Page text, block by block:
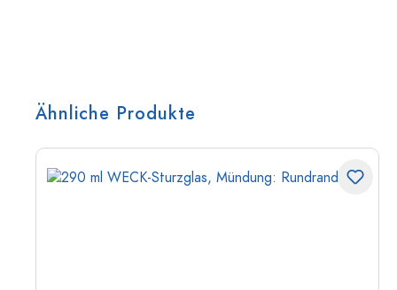
Ähnliche Produkte